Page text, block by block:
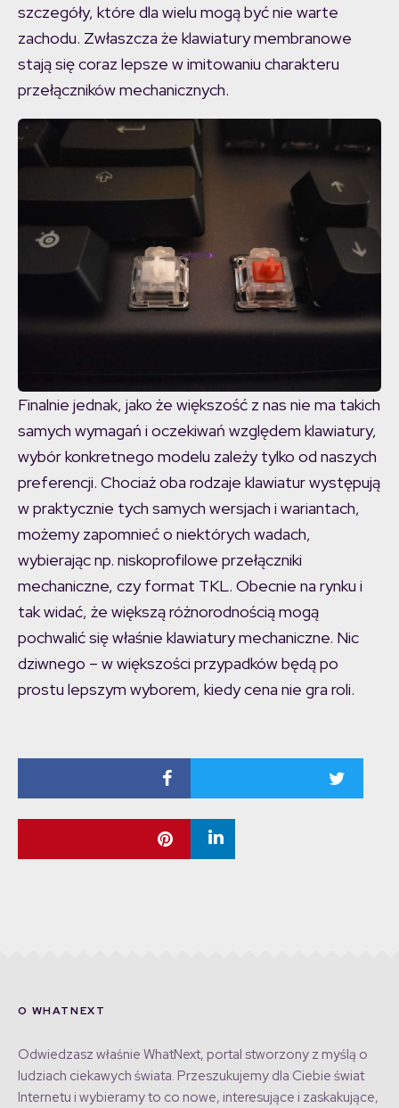
szczegóły, które dla wielu mogą być nie warte
zachodu. Zwłaszcza że klawiatury membranowe
stają się coraz lepsze w imitowaniu charakteru
przełączników mechanicznych.
Finalnie jednak, jako że większość z nas nie ma takich
samych wymagań i oczekiwań względem klawiatury,
wybór konkretnego modelu zależy tylko od naszych
preferencji. Chociaż oba rodzaje klawiatur występują
w praktycznie tych samych wersjach i wariantach,
możemy zapomnieć o niektórych wadach,
wybierając np. niskoprofilowe przełączniki
mechaniczne, czy format TKL. Obecnie na rynku i
tak widać, że większą różnorodnością mogą
pochwalić się właśnie klawiatury mechaniczne. Nic
dziwnego – w większości przypadków będą po
prostu lepszym wyborem, kiedy cena nie gra roli.
O WHATNEXT
Odwiedzasz właśnie WhatNext, portal stworzony z myślą o
ludziach ciekawych świata. Przeszukujemy dla Ciebie świat
Internetu i wybieramy to co nowe, interesujące i zaskakujące,